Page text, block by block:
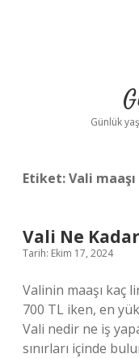
Günlük
Etiket:Vali
Vali Ne
Tarih: Ekim 17, 2024
Valinin maaşı kaç
700 TL iken, en
Vali nedir ne iş
sınırları içinde